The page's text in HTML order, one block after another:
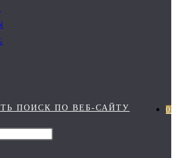
0
ПОИСК ПО ВЕБ-САЙТУ